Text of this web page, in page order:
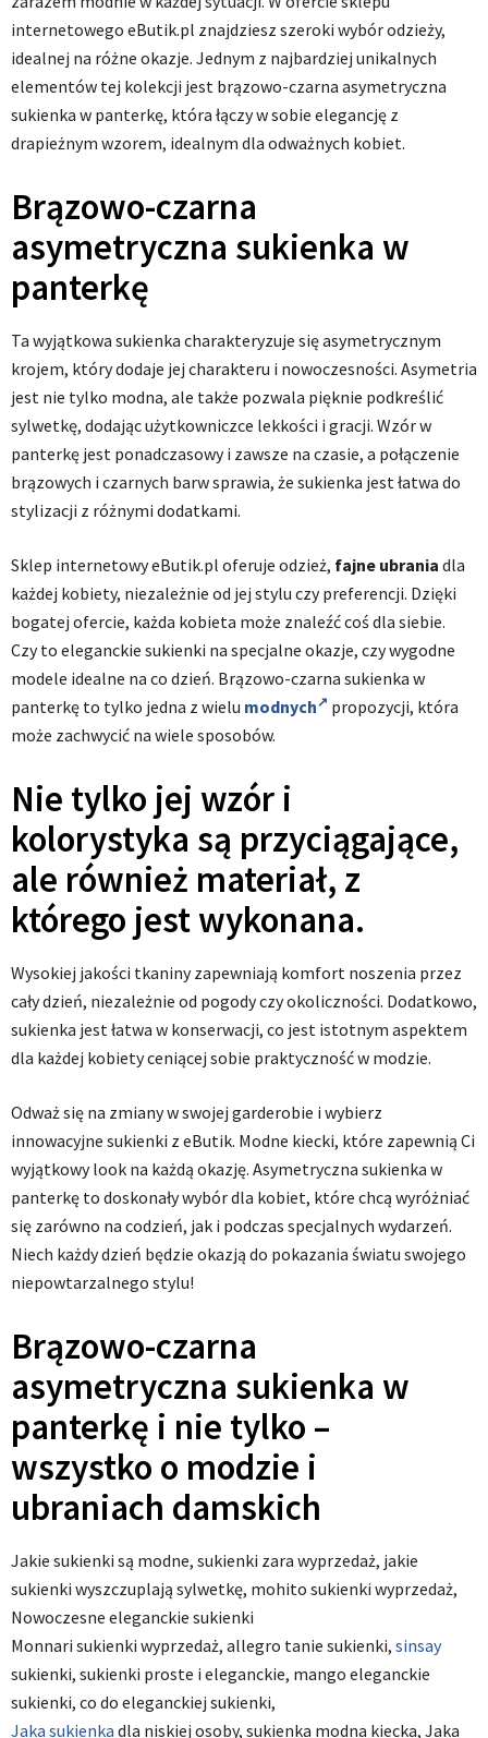
internetowego eButik.pl znajdziesz szeroki wybór odzieży,
idealnej na różne okazje. Jednym z najbardziej unikalnych
elementów tej kolekcji jest brązowo-czarna asymetryczna
sukienka w panterkę, która łączy w sobie elegancję z
drapieżnym wzorem, idealnym dla odważnych kobiet.
Brązowo-czarna
asymetryczna sukienka w
panterkę
Ta wyjątkowa sukienka charakteryzuje się asymetrycznym
krojem, który dodaje jej charakteru i nowoczesności. Asymetria
jest nie tylko modna, ale także pozwala pięknie podkreślić
sylwetkę, dodając użytkowniczce lekkości i gracji. Wzór w
panterkę jest ponadczasowy i zawsze na czasie, a połączenie
brązowych i czarnych barw sprawia, że sukienka jest łatwa do
stylizacji z różnymi dodatkami.
Sklep internetowy eButik.pl oferuje odzież, fajne ubrania dla
każdej kobiety, niezależnie od jej stylu czy preferencji. Dzięki
bogatej ofercie, każda kobieta może znaleźć coś dla siebie.
Czy to eleganckie sukienki na specjalne okazje, czy wygodne
modele idealne na co dzień. Brązowo-czarna sukienka w
panterkę to tylko jedna z wielu modnych
propozycji, która
może zachwycić na wiele sposobów.
Nie tylko jej wzór i
kolorystyka są przyciągające,
ale również materiał, z
którego jest wykonana.
Wysokiej jakości tkaniny zapewniają komfort noszenia przez
cały dzień, niezależnie od pogody czy okoliczności. Dodatkowo,
sukienka jest łatwa w konserwacji, co jest istotnym aspektem
dla każdej kobiety ceniącej sobie praktyczność w modzie.
Odważ się na zmiany w swojej garderobie i wybierz
innowacyjne sukienki z eButik. Modne kiecki, które zapewnią Ci
wyjątkowy look na każdą okazję. Asymetryczna sukienka w
panterkę to doskonały wybór dla kobiet, które chcą wyróżniać
się zarówno na codzień, jak i podczas specjalnych wydarzeń.
Niech każdy dzień będzie okazją do pokazania światu swojego
niepowtarzalnego stylu!
Brązowo-czarna
asymetryczna sukienka w
panterkę i nie tylko –
wszystko o modzie i
ubraniach damskich
Jakie sukienki są modne, sukienki zara wyprzedaż, jakie
sukienki wyszczuplają sylwetkę, mohito sukienki wyprzedaż,
Nowoczesne eleganckie sukienki
Monnari sukienki wyprzedaż, allegro tanie sukienki, sinsay
sukienki, sukienki proste i eleganckie, mango eleganckie
sukienki, co do eleganckiej sukienki,
Jaka sukienka dla niskiej osoby, sukienka modna kiecka, Jaka